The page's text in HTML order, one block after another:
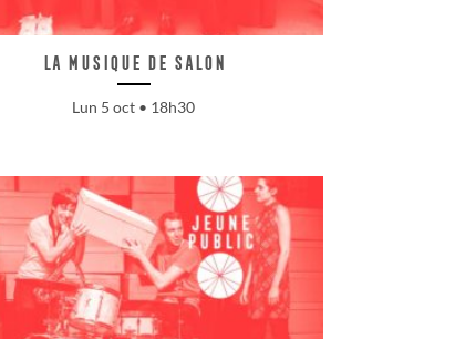
La musique de salon
Lun 5 oct • 18h30